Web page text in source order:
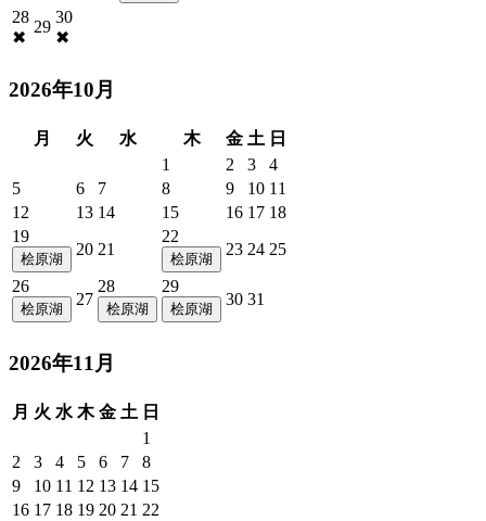
28
✖
29
30
✖
2026年10月
月 火 水 木 金 土 日
1
2 3
4
5
6 7 8 9 10 11
12
13 14 15 16 17 18
19
桧原湖
20 21
22
桧原湖
23 24 25
26
桧原湖
27
28
桧原湖
29
桧原湖
30 31
2026年11月
月 火 水 木 金 土 日
1
2
3 4 5 6 7
8
9
10 11 12 13 14 15
16 17 18 19 20 21 22